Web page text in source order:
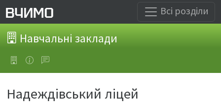
Всі розділи
Навчальні заклади
Надеждівський ліцей